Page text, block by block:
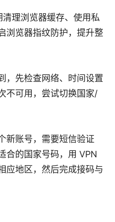
理浏览器缓存、使用私
浏览器指纹防护，提升整
，先检查网络、时间设置
不可用，尝试切换国家/
新账号，需要短信验证
合的国家号码，用 VPN
应地区，然后完成接码与